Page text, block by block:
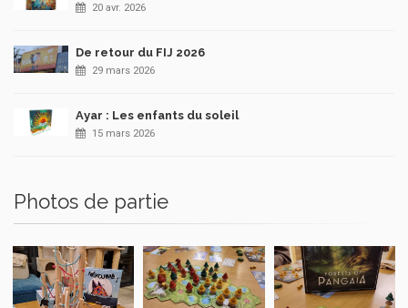
20 avr. 2026
De retour du FIJ 2026
29 mars 2026
Ayar : Les enfants du soleil
15 mars 2026
Photos de partie